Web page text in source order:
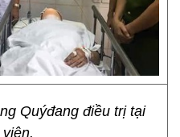
Quýđang điều trị tại